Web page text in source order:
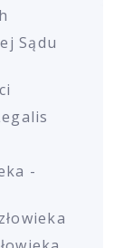
Sądu
-